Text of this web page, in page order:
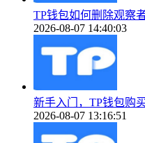
TP钱包如何删除观察
2026-08-07 14:40:03
新手入门，TP钱包购
2026-08-07 13:16:51